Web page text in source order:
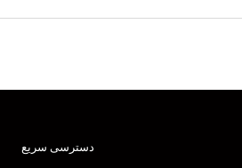
دسترسی سریع